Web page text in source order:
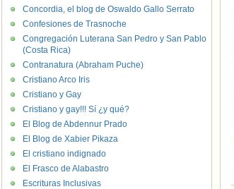
Concordia, el blog de Oswaldo Gallo Serrato
Confesiones de Trasnoche
Congregación Luterana San Pedro y San Pablo
(Costa Rica)
Contranatura (Abraham Puche)
Cristiano Arco Iris
Cristiano y Gay
Cristiano y gay!!! Sí ¿y qué?
El Blog de Abdennur Prado
El Blog de Xabier Pikaza
El cristiano indignado
El Frasco de Alabastro
Escrituras Inclusivas